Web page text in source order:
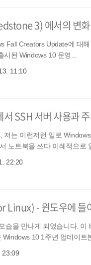
3) 에서의 변화
Fall Creators Update에 대
된 Windows 10 운영...
11:10
SSH 서버 사용과
는 이런저런 일로
노트북을 쓰다 이례적으로
22:20
- 윈도우에 들
습을 만나게 되었습니다.
10 1주년 업데이트
23:09